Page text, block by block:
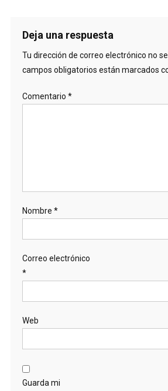
Deja una respuesta
Tu dirección de correo electrónico no
campos obligatorios están marcados
Comentario *
Nombre *
Correo electrónico
*
Web
Guarda mi